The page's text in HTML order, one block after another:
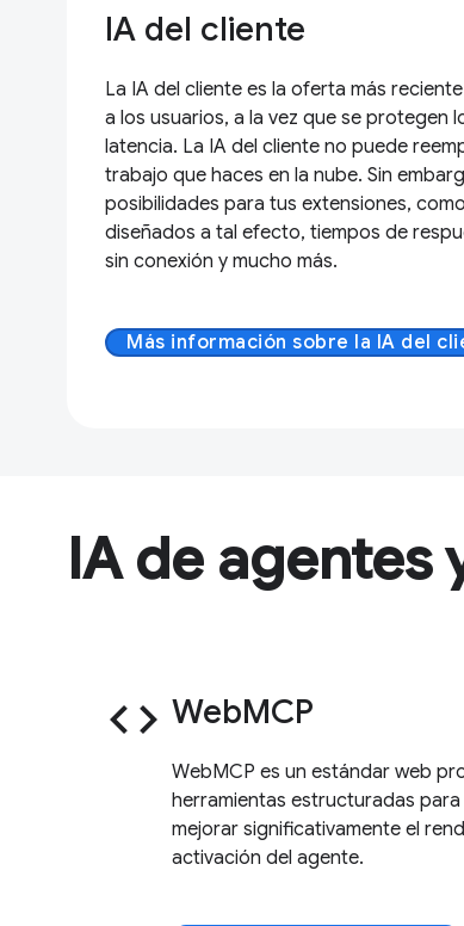
IA del cliente
La IA del cliente es la oferta más
a los usuarios, a la vez que se protegen
latencia. La IA del cliente no puede
trabajo que haces en la nube. Sin
posibilidades para tus extensiones,
diseñados a tal efecto, tiempos de
sin conexión y mucho más.
Más información sobre la IA del
IA de agentes
code WebMCP
WebMCP es un estándar web
herramientas estructuradas
mejorar significativamente el
activación del agente.